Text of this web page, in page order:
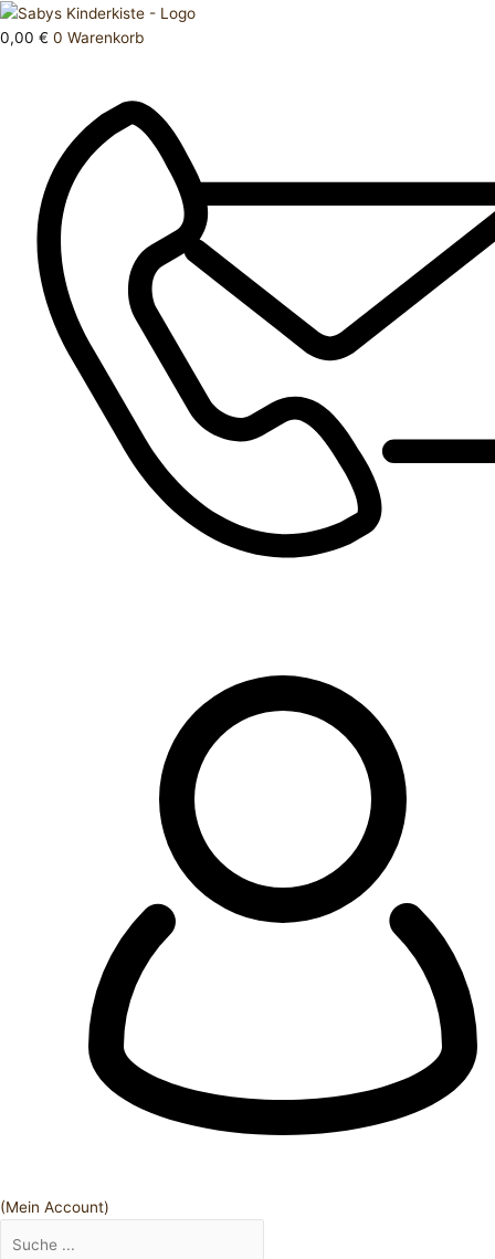
Zum
Inhalt
0,00 € 0 Warenkorb
(Mein Account)
Products
search